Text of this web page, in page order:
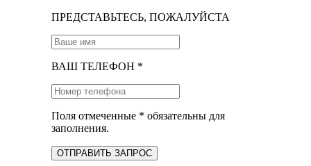
ПРЕДСТАВЬТЕСЬ, ПОЖАЛУЙСТА
ВАШ ТЕЛЕФОН *
Поля отмеченные * обязательны для
заполнения.
ОТПРАВИТЬ ЗАПРОС